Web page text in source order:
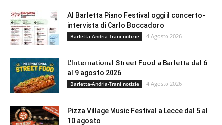
Al Barletta Piano Festival oggi il concerto-
intervista di Carlo Boccadoro
Barletta-Andria-Trani notizie 4 Agosto 2026
L’International Street Food a Barletta dal 6
al 9 agosto 2026
Barletta-Andria-Trani notizie 4 Agosto 2026
Pizza Village Music Festival a Lecce dal 5 al
10 agosto